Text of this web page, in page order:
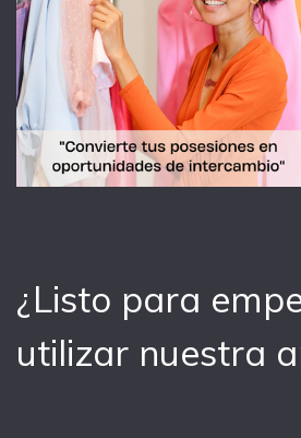
¿Listo para
utilizar nuestra